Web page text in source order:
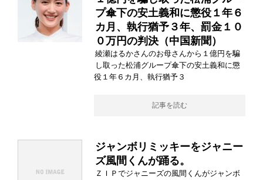
プ傘下の安土義和に懲役１年６
カ月、執行猶予３年、罰金１０
０万円の判決（中国新聞）
綾瀬はるかさんのお母さんから１億円を騙
し取った松浦グループ傘下の安土義和に懲
役１年６カ月、執行猶予３
記事を読む
ジャンボリミッキーをジャニー
ズ風間くんが踊る。
ＺＩＰでジャニーズの風間くんがジャンボ